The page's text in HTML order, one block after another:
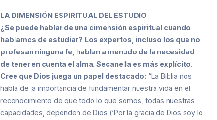
LA DIMENSIÓN ESPIRITUAL DEL ESTUDIO
¿Se puede hablar de una dimensión espiritual cuando
hablamos de estudiar? Los expertos, incluso los que no
profesan ninguna fe, hablan a menudo de la necesidad
de tener en cuenta el alma. Secanella es más explícito.
Cree que Dios juega un papel destacado: “La Biblia nos
habla de la importancia de fundamentar nuestra vida en el
reconocimiento de que todo lo que somos, todas nuestras
capacidades, dependen de Dios (‘Por la gracia de Dios soy lo